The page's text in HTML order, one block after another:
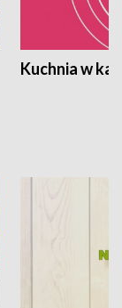
Kuchnia w